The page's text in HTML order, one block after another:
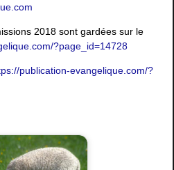
2018 sont gardées sur le
?page_id=14728
publication-evangelique.com/?